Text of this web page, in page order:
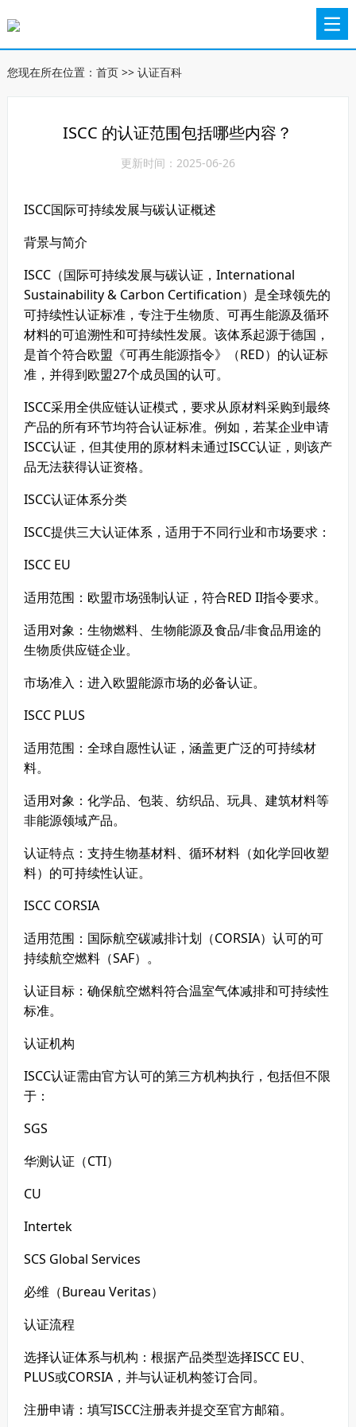
您现在所在位置： 首页>> 认证百科
ISCC 的认证范围包括哪些内容？
更新时间：2025-06-26
ISCC国际可持续发展与碳认证概述
背景与简介
ISCC（国际可持续发展与碳认证，International
Sustainability & Carbon Certification）是全球领先的
可持续性认证标准，专注于生物质、可再生能源及循环
材料的可追溯性和可持续性发展。该体系起源于德国，
是首个符合欧盟《可再生能源指令》（RED）的认证标
准，并得到欧盟27个成员国的认可。
ISCC采用全供应链认证模式，要求从原材料采购到最终
产品的所有环节均符合认证标准。例如，若某企业申请
ISCC认证，但其使用的原材料未通过ISCC认证，则该产
品无法获得认证资格。
ISCC认证体系分类
ISCC提供三大认证体系，适用于不同行业和市场要求：
ISCC EU
适用范围：欧盟市场强制认证，符合RED II指令要求。
适用对象：生物燃料、生物能源及食品/非食品用途的
生物质供应链企业。
市场准入：进入欧盟能源市场的必备认证。
ISCC PLUS
适用范围：全球自愿性认证，涵盖更广泛的可持续材
料。
适用对象：化学品、包装、纺织品、玩具、建筑材料等
非能源领域产品。
认证特点：支持生物基材料、循环材料（如化学回收塑
料）的可持续性认证。
ISCC CORSIA
适用范围：国际航空碳减排计划（CORSIA）认可的可
持续航空燃料（SAF）。
认证目标：确保航空燃料符合温室气体减排和可持续性
标准。
认证机构
ISCC认证需由官方认可的第三方机构执行，包括但不限
于：
SGS
华测认证（CTI）
CU
Intertek
SCS Global Services
必维（Bureau Veritas）
认证流程
选择认证体系与机构：根据产品类型选择ISCC EU、
PLUS或CORSIA，并与认证机构签订合同。
注册申请：填写ISCC注册表并提交至官方邮箱。